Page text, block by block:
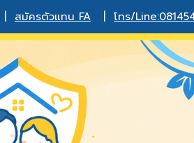
สมัครตัวแทน FA โทร/